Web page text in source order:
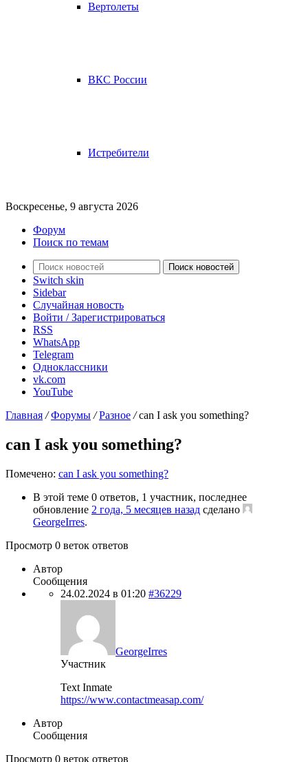
Вертолеты
ВКС России
Истребители
Воскресенье, 9 августа 2026
Форум
Поиск по темам
Поиск новостей
Switch skin
Sidebar
Случайная новость
Войти / Зарегистрироваться
RSS
WhatsApp
Telegram
Одноклассники
vk.com
YouTube
Главная / Форумы / Разное / can I ask you something?
can I ask you something?
Помечено: can I ask you something?
В этой теме 0 ответов, 1 участник, последнее
обновление 2 года, 5 месяцев назад сделано
GeorgeIrres.
Просмотр 0 веток ответов
Автор
Сообщения
24.02.2024 в 01:20 #36229
GeorgeIrres
Участник
Text Inmate
https://www.contactmeasap.com/
Автор
Сообщения
Просмотр 0 веток ответов